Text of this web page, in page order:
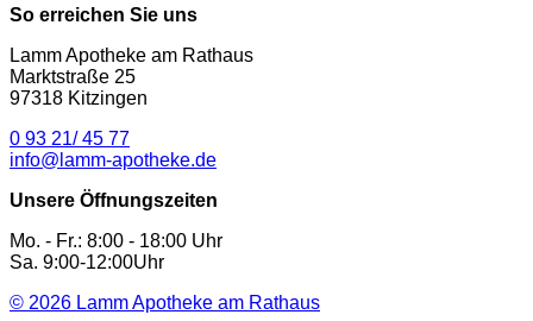
So erreichen Sie uns
Lamm Apotheke am Rathaus
Marktstraße 25
97318 Kitzingen
0 93 21/ 45 77
info@lamm-apotheke.de
Unsere Öffnungszeiten
Mo. - Fr.: 8:00 - 18:00 Uhr
Sa. 9:00-12:00Uhr
© 2026 Lamm Apotheke am Rathaus